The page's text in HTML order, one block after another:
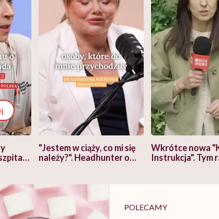
"Jestem w ciąży, co mi się
należy?". Headhunter o
pracy
Wkrótce nowa
Instrukcja". Tym
POLECAMY